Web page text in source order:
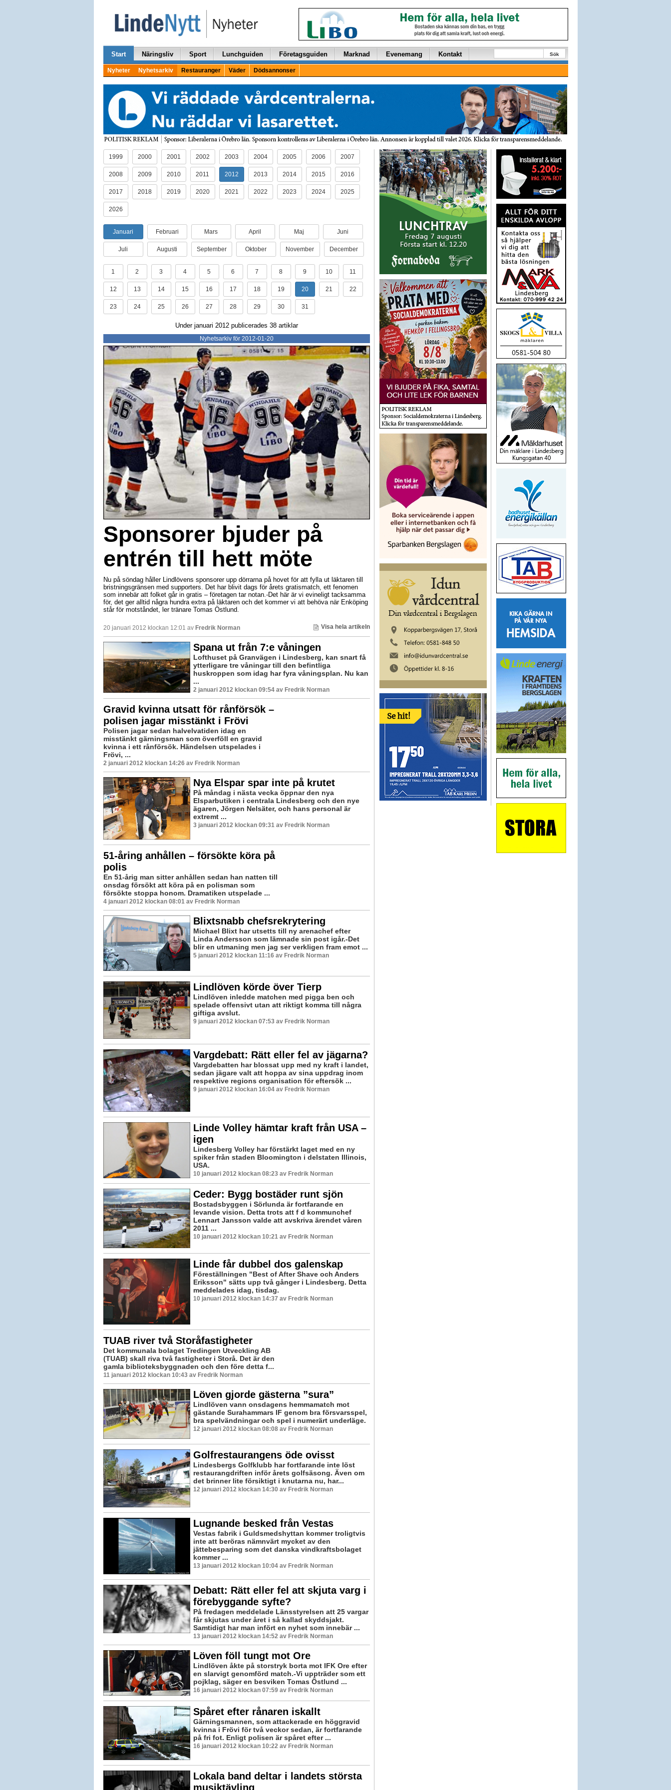
Start Näringsliv Sport Lunchguiden Företagsguiden Marknad Evenemang Kontakt Sök
Nyheter Nyhetsarkiv Restauranger Väder Dödsannonser
1999 2000 2001 2002 2003 2004 2005 2006 2007
2008 2009 2010 2011 2012 2013 2014 2015 2016
2017 2018 2019 2020 2021 2022 2023 2024 2025
2026
Januari Februari Mars April Maj Juni
Juli Augusti September Oktober November December
1 2 3 4 5 6 7 8 9 10 11
12 13 14 15 16 17 18 19 20 21 22
23 24 25 26 27 28 29 30 31
Under januari 2012 publicerades 38 artiklar
Nyhetsarkiv för 2012-01-20
Sponsorer bjuder på
entrén till hett möte
Nu på söndag håller Lindlövens sponsorer upp dörrarna på hovet för att fylla ut läktaren till
bristningsgränsen med supporters. Det har blivit dags för årets gratismatch, ett fenomen
som innebär att folket går in gratis – företagen tar notan.-Det här är vi evineligt tacksamma
för, det ger alltid några hundra extra på läktaren och det kommer vi att behöva när Enköping
står för motståndet, ler tränare Tomas Östlund.
20 januari 2012 klockan 12:01 av Fredrik Norman Visa hela artikeln
Spana ut från 7:e våningen
Lofthuset på Granvägen i Lindesberg, kan snart få
ytterligare tre våningar till den befintliga
huskroppen som idag har fyra våningsplan. Nu kan
...
2 januari 2012 klockan 09:54 av Fredrik Norman
Gravid kvinna utsatt för rånförsök –
polisen jagar misstänkt i Frövi
Polisen jagar sedan halvelvatiden idag en
misstänkt gärningsman som överföll en gravid
kvinna i ett rånförsök. Händelsen utspelades i
Frövi, ...
2 januari 2012 klockan 14:26 av Fredrik Norman
Nya Elspar spar inte på krutet
På måndag i nästa vecka öppnar den nya
Elsparbutiken i centrala Lindesberg och den nye
ägaren, Jörgen Nelsäter, och hans personal är
extremt ...
3 januari 2012 klockan 09:31 av Fredrik Norman
51-åring anhållen – försökte köra på
polis
En 51-årig man sitter anhållen sedan han natten till
onsdag försökt att köra på en polisman som
försökte stoppa honom. Dramatiken utspelade ...
4 januari 2012 klockan 08:01 av Fredrik Norman
Blixtsnabb chefsrekrytering
Michael Blixt har utsetts till ny arenachef efter
Linda Andersson som lämnade sin post igår.-Det
blir en utmaning men jag ser verkligen fram emot ...
5 januari 2012 klockan 11:16 av Fredrik Norman
Lindlöven körde över Tierp
Lindlöven inledde matchen med pigga ben och
spelade offensivt utan att riktigt komma till några
giftiga avslut.
9 januari 2012 klockan 07:53 av Fredrik Norman
Vargdebatt: Rätt eller fel av jägarna?
Vargdebatten har blossat upp med ny kraft i landet,
sedan jägare valt att hoppa av sina uppdrag inom
respektive regions organisation för eftersök ...
9 januari 2012 klockan 16:04 av Fredrik Norman
Linde Volley hämtar kraft från USA –
igen
Lindesberg Volley har förstärkt laget med en ny
spiker från staden Bloomington i delstaten Illinois,
USA.
10 januari 2012 klockan 08:23 av Fredrik Norman
Ceder: Bygg bostäder runt sjön
Bostadsbyggen i Sörlunda är fortfarande en
levande vision. Detta trots att f d kommunchef
Lennart Jansson valde att avskriva ärendet våren
2011 ...
10 januari 2012 klockan 10:21 av Fredrik Norman
Linde får dubbel dos galenskap
Föreställningen "Best of After Shave och Anders
Eriksson" sätts upp två gånger i Lindesberg. Detta
meddelades idag, tisdag.
10 januari 2012 klockan 14:37 av Fredrik Norman
TUAB river två Storåfastigheter
Det kommunala bolaget Tredingen Utveckling AB
(TUAB) skall riva två fastigheter i Storå. Det är den
gamla biblioteksbyggnaden och den före detta f...
11 januari 2012 klockan 10:43 av Fredrik Norman
Löven gjorde gästerna ”sura”
Lindlöven vann onsdagens hemmamatch mot
gästande Surahammars IF genom bra försvarsspel,
bra spelvändningar och spel i numerärt underläge.
12 januari 2012 klockan 08:08 av Fredrik Norman
Golfrestaurangens öde ovisst
Lindesbergs Golfklubb har fortfarande inte löst
restaurangdriften inför årets golfsäsong. Även om
det brinner lite försiktigt i knutarna nu, har...
12 januari 2012 klockan 14:30 av Fredrik Norman
Lugnande besked från Vestas
Vestas fabrik i Guldsmedshyttan kommer troligtvis
inte att beröras nämnvärt mycket av den
jättebesparing som det danska vindkraftsbolaget
kommer ...
13 januari 2012 klockan 10:04 av Fredrik Norman
Debatt: Rätt eller fel att skjuta varg i
förebyggande syfte?
På fredagen meddelade Länsstyrelsen att 25 vargar
får skjutas under året i så kallad skyddsjakt.
Samtidigt har man infört en nyhet som innebär ...
13 januari 2012 klockan 14:52 av Fredrik Norman
Löven föll tungt mot Ore
Lindlöven åkte på storstryk borta mot IFK Ore efter
en slarvigt genomförd match.-Vi uppträder som ett
pojklag, säger en besviken Tomas Östlund ...
16 januari 2012 klockan 07:59 av Fredrik Norman
Spåret efter rånaren iskallt
Gärningsmannen, som attackerade en höggravid
kvinna i Frövi för två veckor sedan, är fortfarande
på fri fot. Enligt polisen är spåret efter ...
16 januari 2012 klockan 10:22 av Fredrik Norman
Lokala band deltar i landets största
musiktävling